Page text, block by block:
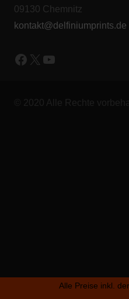
09130 Chemnitz
kontakt@delfiniumprints.de
Facebook
X YouTube
Alle Preise inkl.